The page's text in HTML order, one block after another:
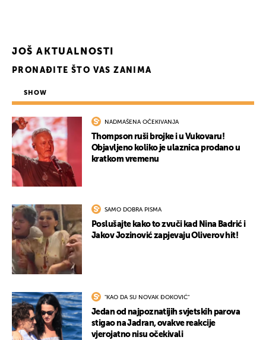
JOŠ AKTUALNOSTI
PRONAĐITE ŠTO VAS ZANIMA
SHOW
NADMAŠENA OČEKIVANJA
Thompson ruši brojke i u Vukovaru!
Objavljeno koliko je ulaznica prodano u
kratkom vremenu
SAMO DOBRA PISMA
Poslušajte kako to zvuči kad Nina Badrić i
Jakov Jozinović zapjevaju Oliverov hit!
"KAO DA SU NOVAK ĐOKOVIĆ"
Jedan od najpoznatijih svjetskih parova
stigao na Jadran, ovakve reakcije
vjerojatno nisu očekivali